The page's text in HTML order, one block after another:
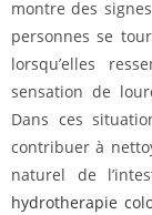
montre des
personnes se
lorsqu’elles
sensation de
Dans ces
contribuer à
naturel de
hydrotherapie